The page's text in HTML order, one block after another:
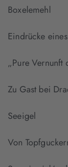
Boxelemehl
Eindrücke
„Pure Vernunft
Zu Gast bei
Seeigel
Von